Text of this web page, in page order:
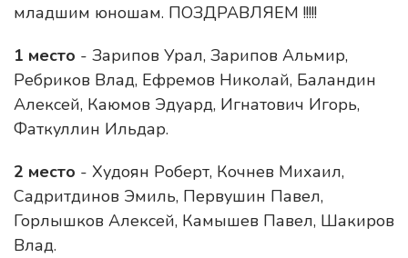
младшим юношам. ПОЗДРАВЛЯЕМ !!!!!
1 место - Зарипов Урал, Зарипов Альмир,
Ребриков Влад, Ефремов Николай, Баландин
Алексей, Каюмов Эдуард, Игнатович Игорь,
Фаткуллин Ильдар.
2 место - Худоян Роберт, Кочнев Михаил,
Садритдинов Эмиль, Первушин Павел,
Горлышков Алексей, Камышев Павел, Шакиров
Влад.